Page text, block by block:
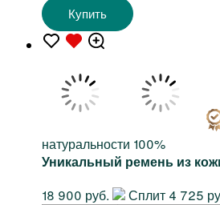
Купить
натуральности 100%
Уникальный ремень из
18 900 руб.
Сплит 4 725